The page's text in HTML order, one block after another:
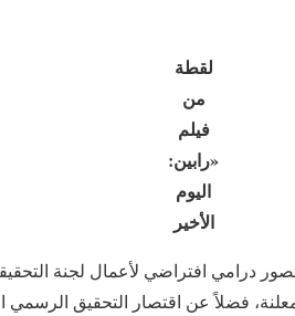
لقطة
من
فيلم
«رابين:
اليوم
الأخير
درامي افتراضي لأعمال لجنة
فضلاً عن اقتصار التحقيق الرسمي